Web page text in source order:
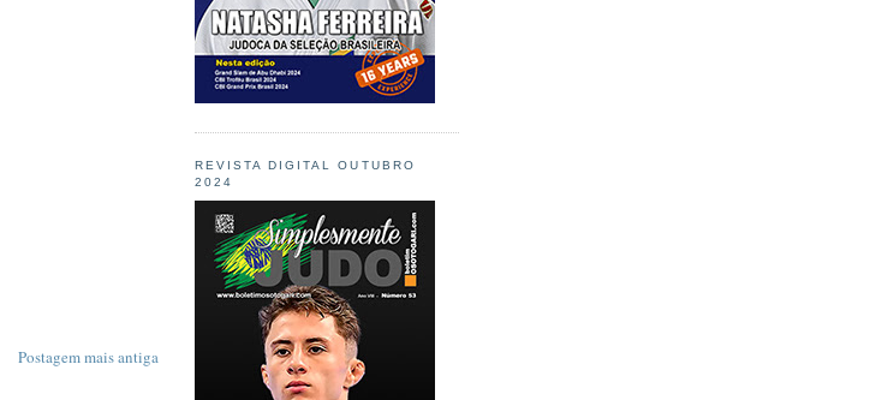
Postagem mais antiga
REVISTA DIGITAL OUTUBRO
2024